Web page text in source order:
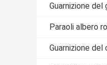
Guarnizione del
Paraoli albero
Guarnizione del